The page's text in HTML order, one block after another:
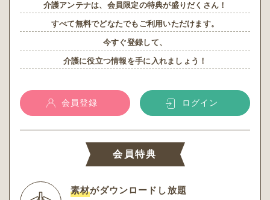
介護アンテナは、会員限定の特典が盛りだくさん！
すべて無料でどなたでもご利用いただけます。
今すぐ登録して、
介護に役立つ情報を手に入れましょう！
会員登録 ログイン
会員特典
素材がダウンロードし放題